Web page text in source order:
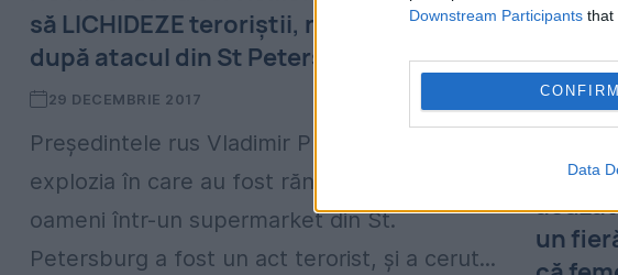
Downstream Participants that
CONFIRM
Data
să LICHIDEZE teroriștii, nu să-i aresteze,
după atacul din St Petersburg
29 DECEMBRIE 2017
Președintele rus Vladimir Putin a declarat că
explozia în care au fost răniți cel puțin 10
oameni într-un supermarket din St.
Petersburg a fost un act terorist, și a cerut...
Bunica
un